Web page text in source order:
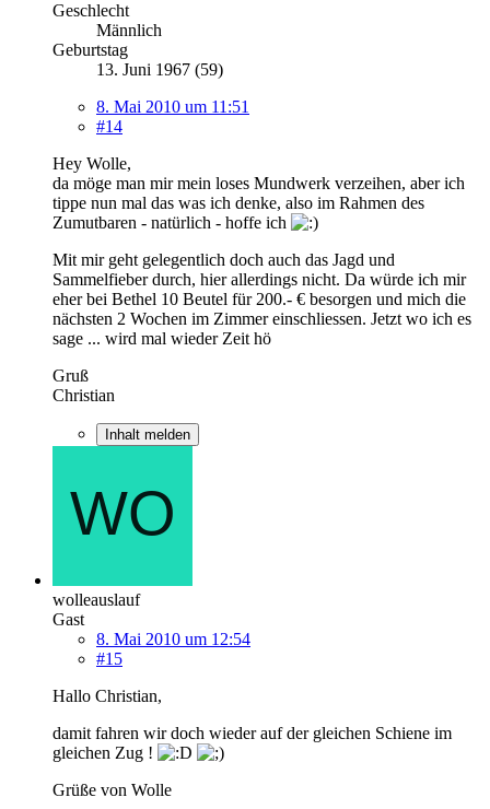
Geschlecht
Männlich
Geburtstag
13. Juni 1967 (59)
8. Mai 2010 um 11:51
#14
Hey Wolle,
da möge man mir mein loses Mundwerk verzeihen, aber ich
tippe nun mal das was ich denke, also im Rahmen des
Zumutbaren - natürlich - hoffe ich
Mit mir geht gelegentlich doch auch das Jagd und
Sammelfieber durch, hier allerdings nicht. Da würde ich mir
eher bei Bethel 10 Beutel für 200.- € besorgen und mich die
nächsten 2 Wochen im Zimmer einschliessen. Jetzt wo ich es
sage ... wird mal wieder Zeit hö
Gruß
Christian
Inhalt melden
wolleauslauf
Gast
8. Mai 2010 um 12:54
#15
Hallo Christian,
damit fahren wir doch wieder auf der gleichen Schiene im
gleichen Zug !
Grüße von Wolle